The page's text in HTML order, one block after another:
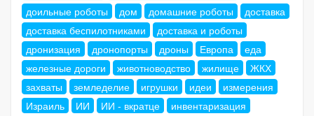
доильные роботы
дом домашние роботы
доставка
доставка беспилотниками
доставка и роботы
дронизация
дронопорты дроны Европа
еда
железные дороги
животноводство жилище
ЖКХ
захваты
земледелие игрушки идеи
измерения
Израиль
ИИ ИИ - вкратце
инвентаризация